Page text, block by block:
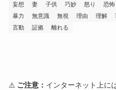
妄想
妻 子供 巧妙 怒り 恐怖
暴力
無意識 無視 理由 理解
言動
証拠 離れる
⚠️ ご注意： インターネット上に